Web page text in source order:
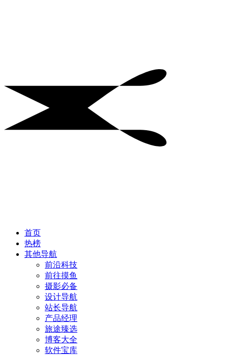
首页
热榜
其他导航
前沿科技
前往摸鱼
摄影必备
设计导航
站长导航
产品经理
旅途臻选
博客大全
软件宝库